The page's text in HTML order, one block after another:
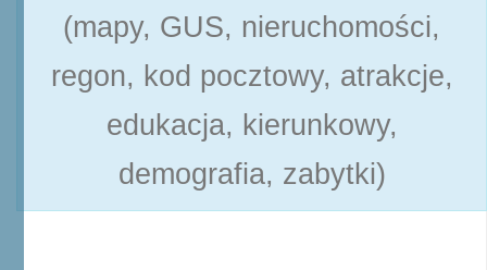
(mapy, GUS, nieruchomości,
regon, kod pocztowy, atrakcje,
edukacja, kierunkowy,
demografia, zabytki)